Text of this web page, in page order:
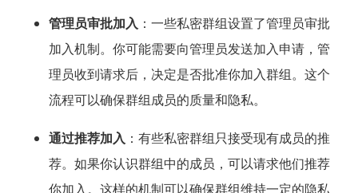
管理员审批加入 ：一些私密群组设置了管理员审批
加入机制。你可能需要向管理员发送加入申请，管
理员收到请求后，决定是否批准你加入群组。这个
流程可以确保群组成员的质量和隐私。
通过推荐加入 ：有些私密群组只接受现有成员的推
荐。如果你认识群组中的成员，可以请求他们推荐
你加入。这样的机制可以确保群组维持一定的隐私